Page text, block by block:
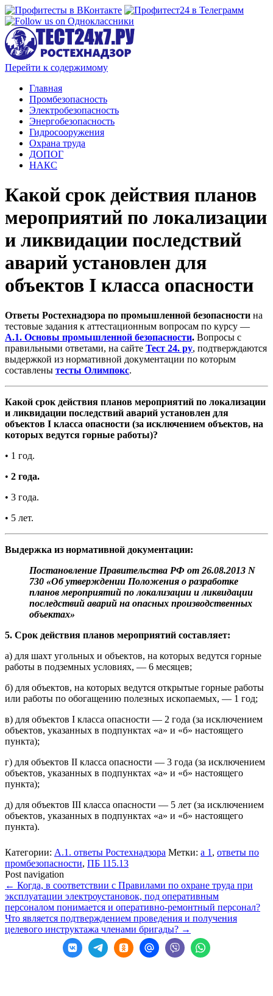
Перейти к содержимому
Главная
Промбезопасность
Электробезопасность
Энергобезопасность
Гидросооружения
Охрана труда
ДОПОГ
НАКС
Какой срок действия планов
мероприятий по локализации
и ликвидации последствий
аварий установлен для
объектов I класса опасности
Ответы Ростехнадзора по промышленной безопасности на
тестовые задания к аттестационным вопросам по курсу —
А.1. Основы промышленной безопасности. Вопросы с
правильными ответами, на сайте Тест 24. ру, подтверждаются
выдержкой из нормативной документации по которым
составлены тесты Олимпокс.
Какой срок действия планов мероприятий по локализации
и ликвидации последствий аварий установлен для
объектов I класса опасности (за исключением объектов, на
которых ведутся горные работы)?
• 1 год.
• 2 года.
• 3 года.
• 5 лет.
Выдержка из нормативной документации:
Постановление Правительства РФ от 26.08.2013 N
730 «Об утверждении Положения о разработке
планов мероприятий по локализации и ликвидации
последствий аварий на опасных производственных
объектах»
5. Срок действия планов мероприятий составляет:
а) для шахт угольных и объектов, на которых ведутся горные
работы в подземных условиях, — 6 месяцев;
б) для объектов, на которых ведутся открытые горные работы
или работы по обогащению полезных ископаемых, — 1 год;
в) для объектов I класса опасности — 2 года (за исключением
объектов, указанных в подпунктах «а» и «б» настоящего
пункта);
г) для объектов II класса опасности — 3 года (за исключением
объектов, указанных в подпунктах «а» и «б» настоящего
пункта);
д) для объектов III класса опасности — 5 лет (за исключением
объектов, указанных в подпунктах «а» и «б» настоящего
пункта).
Категории: А.1. ответы Ростехнадзора Метки: а 1 , ответы по
промбезопасности, ПБ 115.13
Post navigation
← Когда, в соответствии с Правилами по охране труда при
эксплуатации электроустановок, под оперативным
персоналом понимается и оперативно-ремонтный персонал?
Что является подтверждением проведения и получения
целевого инструктажа членами бригады? →